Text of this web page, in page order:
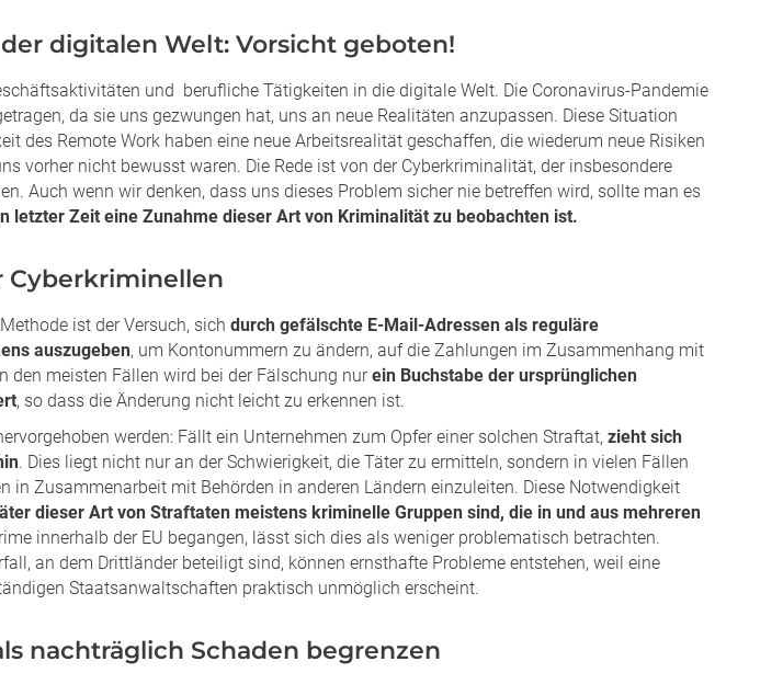
digitalen Welt: Vorsicht geboten!
und berufliche Tätigkeiten in die digitale Welt. Die Coronavirus-Pandemie
da sie uns gezwungen hat, uns an neue Realitäten anzupassen. Diese Situation
des Remote Work haben eine neue Arbeitsrealität geschaffen, die wiederum neue Risiken
vorher nicht bewusst waren. Die Rede ist von der Cyberkriminalität, der insbesondere
Auch wenn wir denken, dass uns dieses Problem sicher nie betreffen wird, sollte man es
letzter Zeit eine Zunahme dieser Art von Kriminalität zu beobachten ist.
Cyberkriminellen
ist der Versuch, sich durch gefälschte E-Mail-Adressen als reguläre
auszugeben, um Kontonummern zu ändern, auf die Zahlungen im Zusammenhang mit
den meisten Fällen wird bei der Fälschung nurein Buchstabe der ursprünglichen
, so dass die Änderung nicht leicht zu erkennen ist.
werden: Fällt ein Unternehmen zum Opfer einer solchen Straftat, zieht sich
. Dies liegt nicht nur an der Schwierigkeit, die Täter zu ermitteln, sondern in vielen Fällen
in Zusammenarbeit mit Behörden in anderen Ländern einzuleiten. Diese Notwendigkeit
dieser Art von Straftaten meistens kriminelle Gruppen sind, die in und aus mehreren
innerhalb der EU begangen, lässt sich dies als weniger problematisch betrachten.
an dem Drittländer beteiligt sind, können ernsthafte Probleme entstehen, weil eine
Staatsanwaltschaften praktisch unmöglich erscheint.
nachträglich Schaden begrenzen